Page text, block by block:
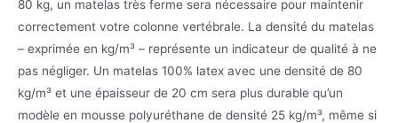
80 kg, un matelas très ferme sera nécessaire pour maintenir
correctement votre colonne vertébrale. La densité du matelas
– exprimée en kg/m³ – représente un indicateur de qualité à ne
pas négliger. Un matelas 100% latex avec une densité de 80
kg/m³ et une épaisseur de 20 cm sera plus durable qu’un
modèle en mousse polyuréthane de densité 25 kg/m³, même si